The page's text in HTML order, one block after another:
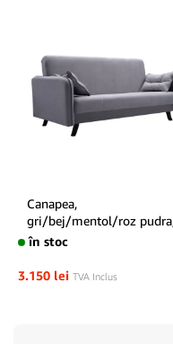
Canapea,
gri/bej/mentol/roz
PRIMO
în stoc
3.150 lei TVA Inclus